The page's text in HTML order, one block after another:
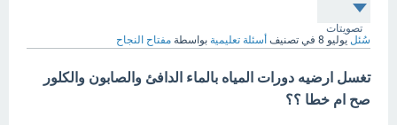
تصويتات
سُئل يوليو 8 في تصنيف أسئلة تعليمية بواسطة مفتاح النجاح
تغسل ارضيه دورات المياه بالماء الدافئ والصابون والكلور
صح ام خطا ؟؟